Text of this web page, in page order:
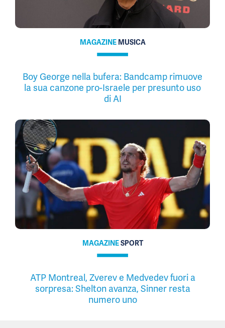
MAGAZINE MUSICA
Boy George nella bufera: Bandcamp rimuove
la sua canzone pro-Israele per presunto uso
di AI
MAGAZINESPORT
ATP Montreal, Zverev e Medvedev fuori a
sorpresa: Shelton avanza, Sinner resta
numero uno